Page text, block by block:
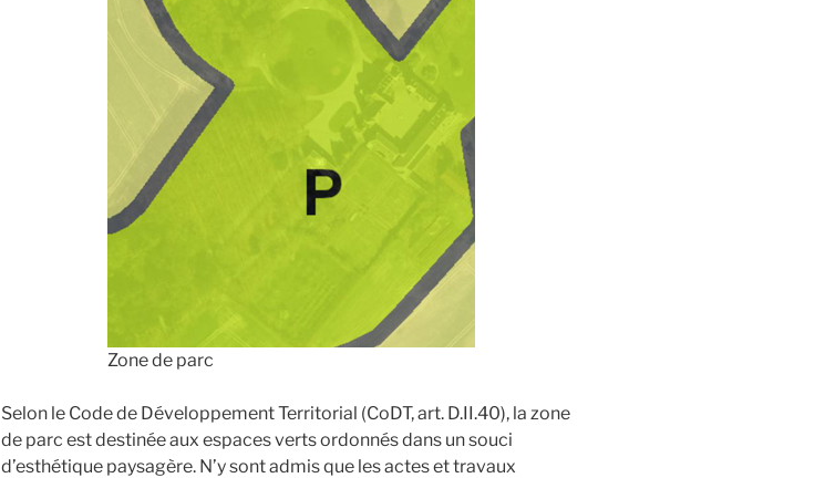
Zone de parc
Selon le Code de Développement Territorial (CoDT, art. D.II.40), la zone
de parc est destinée aux espaces verts ordonnés dans un souci
d’esthétique paysagère. N’y sont admis que les actes et travaux